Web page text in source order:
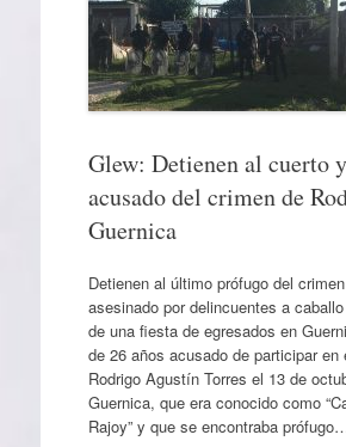
Glew: Detienen al cuerto
acusado del crimen de
Guernica
Detienen al último prófugo del
asesinado por delincuentes a
de una fiesta de egresados en
de 26 años acusado de participar en
Rodrigo Agustín Torres el 13 de
Guernica, que era conocido como
Rajoy” y que se encontraba